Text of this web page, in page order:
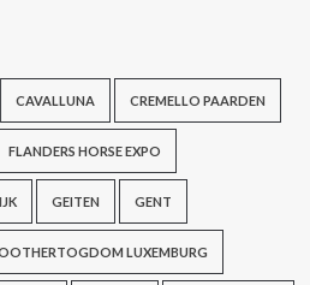
CAVALLUNA CREMELLO PAARDEN
FLANDERS HORSE EXPO
GEITEN GENT
LUXEMBURG